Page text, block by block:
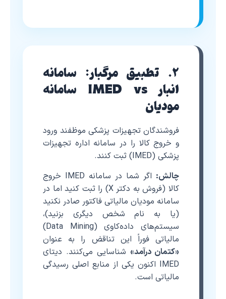
۲. تطبیق مرگبار: سامانه
انبار IMED vs سامانه
مودیان
فروشندگان تجهیزات پزشکی موظفند ورود
و خروج کالا را در سامانه اداره تجهیزات
پزشکی (IMED) ثبت کنند.
چالش:
اگر شما در سامانه IMED خروج
کالا (فروش به دکتر X) را ثبت کنید اما در
سامانه مودیان مالیاتی فاکتور صادر نکنید
(یا به نام شخص دیگری بزنید)،
سیستم‌های داده‌کاوی (Data Mining)
مالیاتی فوراً این تناقض را به عنوان
«کتمان درآمد» شناسایی می‌کنند. دیتای
IMED اکنون یکی از منابع اصلی رسیدگی
مالیاتی است.